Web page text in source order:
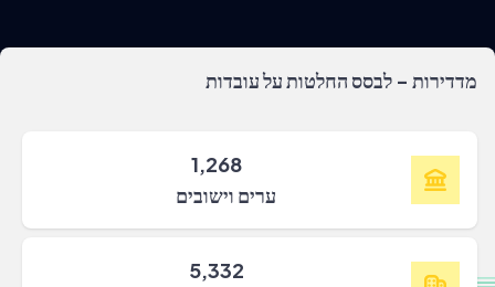
מדדירות - לבסס החלטות על עובדות
1,268
ערים וישובים
5,332